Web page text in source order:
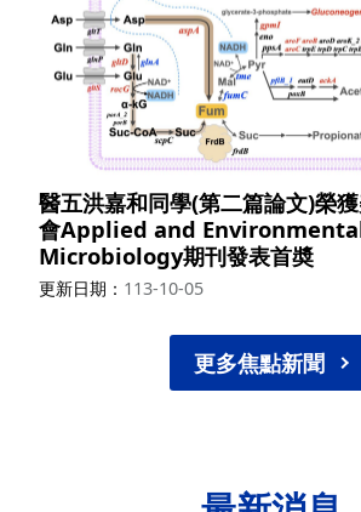
醫五洪嘉和同學(第二篇論文)榮
會Applied and
Microbiology期刊發表首奬
更新日期 113-10-05
更多焦點新聞